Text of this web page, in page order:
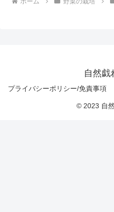
自然戯
プライバシーポリシー/免責事項
© 2023 自